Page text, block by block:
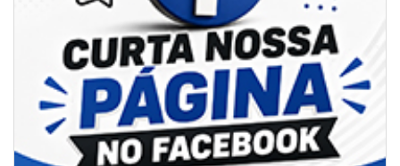
08/08/2026 | 07:00
Limpeza de valas e ribeirões avança no interior de Itajaí
ITAJAÍ